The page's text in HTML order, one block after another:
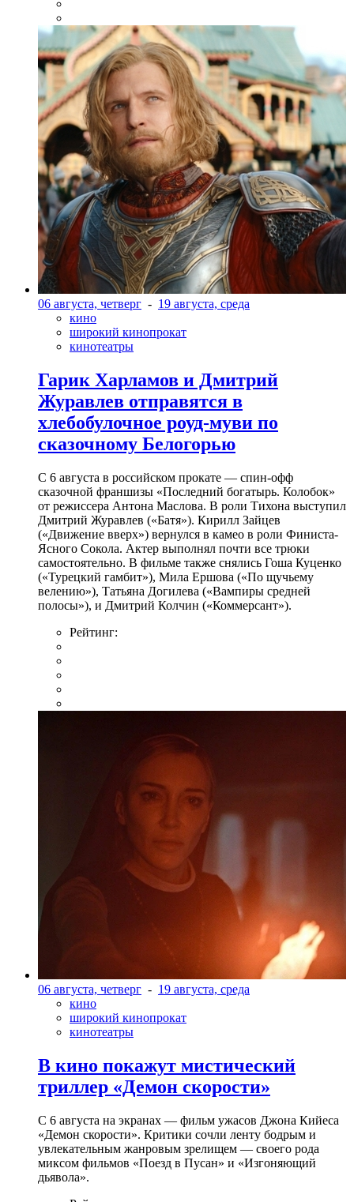
06 августа, четверг - 19 августа, среда
кино
широкий кинопрокат
кинотеатры
Гарик Харламов и Дмитрий
Журавлев отправятся в
хлебобулочное роуд-муви по
сказочному Белогорью
С 6 августа в российском прокате — спин-офф
сказочной франшизы «Последний богатырь. Колобок»
от режиссера Антона Маслова. В роли Тихона выступил
Дмитрий Журавлев («Батя»). Кирилл Зайцев
(«Движение вверх») вернулся в камео в роли Финиста-
Ясного Сокола. Актер выполнял почти все трюки
самостоятельно. В фильме также снялись Гоша Куценко
(«Турецкий гамбит»), Мила Ершова («По щучьему
велению»), Татьяна Догилева («Вампиры средней
полосы»), и Дмитрий Колчин («Коммерсант»).
Рейтинг:
06 августа, четверг - 19 августа, среда
кино
широкий кинопрокат
кинотеатры
В кино покажут мистический
триллер «Демон скорости»
С 6 августа на экранах — фильм ужасов Джона Кийеса
«Демон скорости». Критики сочли ленту бодрым и
увлекательным жанровым зрелищeм — своего рода
миксом фильмов «Поезд в Пусан» и «Изгоняющий
дьявола».